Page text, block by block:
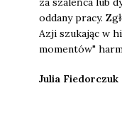
oddany pracy.
Azji szukając w
momentów"
Julia Fiedorczuk